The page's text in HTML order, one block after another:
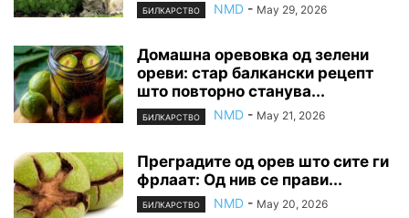
БИЛКАРСТВО NMD - May 29, 2026
Домашна оревовка од зелени
ореви: стар балкански рецепт
што повторно станува...
БИЛКАРСТВО NMD - May 21, 2026
Преградите од орев што сите ги
фрлаат: Од нив се прави...
БИЛКАРСТВО NMD - May 20, 2026